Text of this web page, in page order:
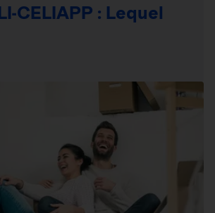
CELIAPP : Lequel